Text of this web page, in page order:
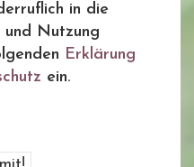
in die
und Nutzung
Erklärung
ein.